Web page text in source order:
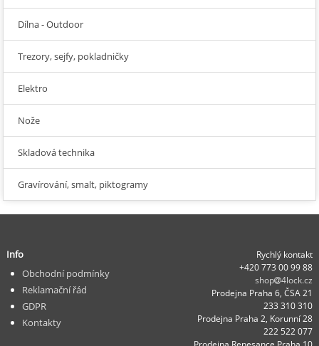
Dílna - Outdoor
Trezory, sejfy, pokladničky
Elektro
Nože
Skladová technika
Gravírování, smalt, piktogramy
Rychlý kontakt
+420 773 00 99 88
shop
4lock.cz
Prodejna Praha 6, ČSA 21
233 310 310
Prodejna Praha 2, Korunní 28
222 522 077
Info
Obchodní podmínky
Reklamační řád
GDPR
Kontakty